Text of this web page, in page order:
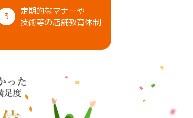
3
定期的なマナーや
技術等の店舗教育体制